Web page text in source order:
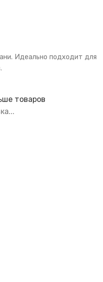
Идеально подходит для
товаров